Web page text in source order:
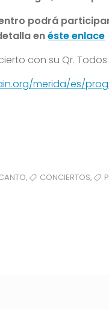
podrá
enéste enlace
con su Qr.
merida/es/
, CONCIERTOS,